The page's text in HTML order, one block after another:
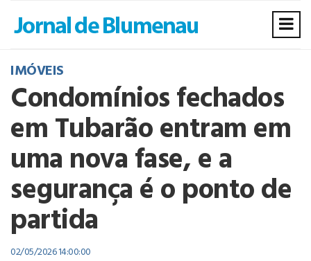
IMÓVEIS
Condomínios fechados
em Tubarão entram em
uma nova fase, e a
segurança é o ponto de
partida
02/05/2026 14:00:00